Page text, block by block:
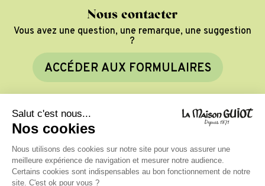
Nous contacter
Vous avez une question, une remarque, une suggestion
?
ACCÉDER AUX FORMULAIRES
©2026
Mentions légales
Politique de confidentialité